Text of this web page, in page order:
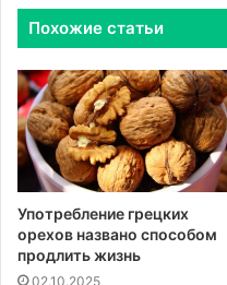
Похожие статьи
Употребление грецких
орехов названо способом
продлить жизнь
02.10.2025